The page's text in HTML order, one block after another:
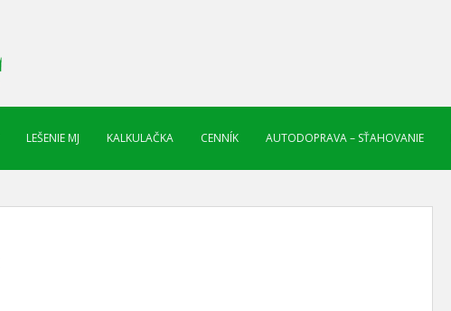
LEŠENIE MJ KALKULAČKA CENNÍK AUTODOPRAVA – SŤAHOVANIE